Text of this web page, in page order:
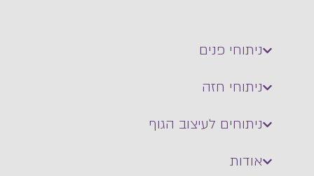
ניתוחי פנים
ניתוחי חזה
ניתוחים לעיצוב הגוף
אודות